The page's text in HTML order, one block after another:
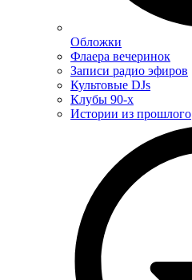
Обложки
Флаера вечеринок
Записи радио эфиров
Культовые DJs
Клубы 90-х
Истории из прошлого